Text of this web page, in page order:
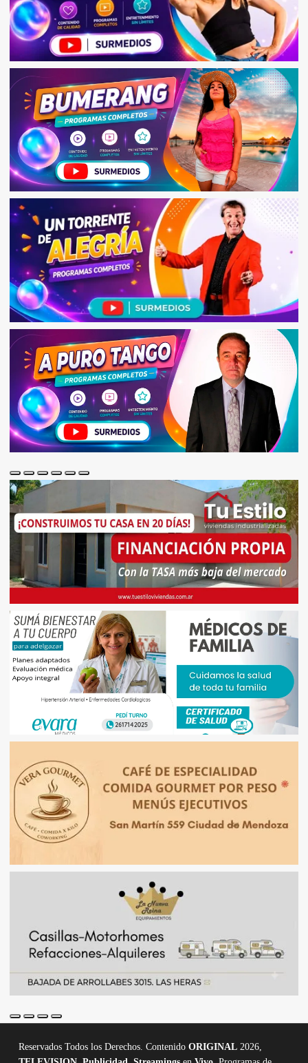
Reservados Todos los Derechos. Contenido ORIGINAL2026,